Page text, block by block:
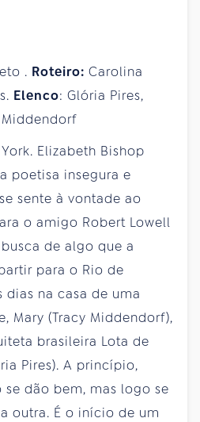
. Roteiro: Carolina
Elenco: Glória Pires,
York. Elizabeth Bishop
poetisa insegura e
sente à vontade ao
o amigo Robert Lowell
de algo que a
para o Rio de
dias na casa de uma
Mary (Tracy Middendorf),
brasileira Lota de
Pires). A princípio,
se dão bem, mas logo se
outra. É o início de um